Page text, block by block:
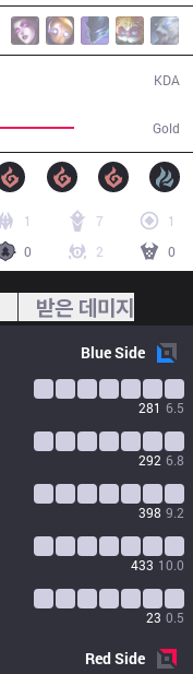
Gold
KDA
1 7
1
0
2 0
받은 데미지
BlueSide
281 6.5
292 6.8
398 9.2
433 10.0
23 0.5
RedSide